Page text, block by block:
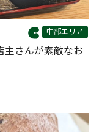
中部エリア
主さんが素敵なお